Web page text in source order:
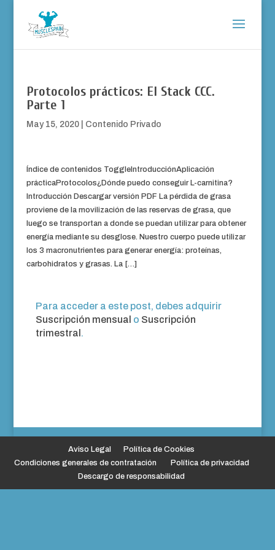
Protocolos prácticos: El Stack CCC.
Parte 1
May 15, 2020| Contenido Privado
Índice de contenidos ToggleIntroducciónAplicación
prácticaProtocolos¿Dónde puedo conseguir L-carnitina?
Introducción Descargar versión PDF La pérdida de grasa
proviene de la movilización de las reservas de grasa, que
luego se transportan a donde se puedan utilizar para obtener
energía mediante su desglose. Nuestro cuerpo puede utilizar
los 3 macronutrientes para generar energía: proteínas,
carbohidratos y grasas. La […]
Para acceder a este post, debes adquirir
Suscripción mensual o Suscripción
trimestral .
Aviso Legal
Política de Cookies
Condiciones generales de contratación
Política de privacidad
Descargo de responsabilidad